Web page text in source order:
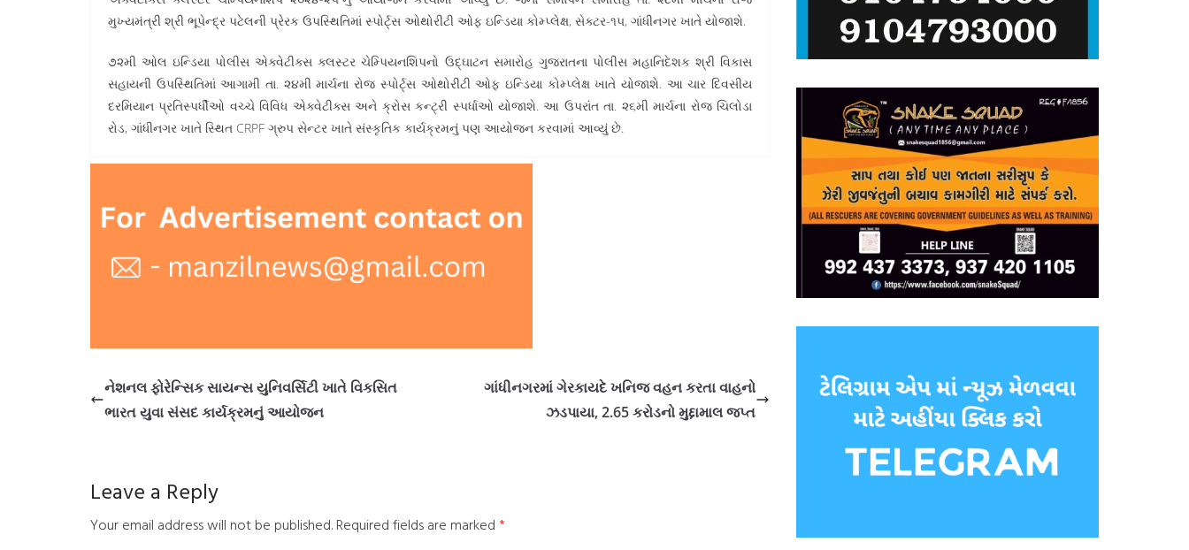
મુખ્યમંત્રી શ્રી ભૂપેન્દ્ર પટેલની પ્રેરક ઉપસ્થિતિમાં સ્પોર્ટ્સ ઓથોરીટી ઓફ ઇન્ડિયા કોમ્પ્લેક્ષ, સેક્ટર-૧૫, ગાંધીનગર ખાતે યોજાશે.
૭૨મી ઓલ ઇન્ડિયા પોલીસ એક્વેટીક્સ ક્લસ્ટર ચેમ્પિયનશિપનો ઉદ્ઘાટન સમારોહ ગુજરાતના પોલીસ મહાનિદેશક શ્રી વિકાસ
સહાયની ઉપસ્થિતિમાં આગામી તા. ૨૪મી માર્ચના રોજ સ્પોર્ટ્સ ઓથોરીટી ઓફ ઇન્ડિયા કોમ્પ્લેક્ષ ખાતે યોજાશે. આ ચાર દિવસીય
દરમિયાન પ્રતિસ્પર્ધીઓ વચ્ચે વિવિધ એક્વેટીક્સ અને ક્રોસ કન્ટ્રી સ્પર્ધાઓ યોજાશે. આ ઉપરાંત તા. ૨૬મી માર્ચના રોજ ચિલોડા
રોડ, ગાંધીનગર ખાતે સ્થિત CRPF ગ્રુપ સેન્ટર ખાતે સંસ્કૃતિક કાર્યક્રમનું પણ આયોજન કરવામાં આવ્યું છે.
નેશનલ ફોરેન્સિક સાયન્સ યુનિવર્સિટી ખાતે વિકસિત
ભારત યુવા સંસદ કાર્યક્રમનું આયોજન
ગાંધીનગરમાં ગેરકાયદે ખનિજ વહન કરતા વાહનો
ઝડપાયા, 2.65 કરોડનો મુદ્દામાલ જપ્ત
Leave a Reply
Your email address will not be published. Required fields are marked *